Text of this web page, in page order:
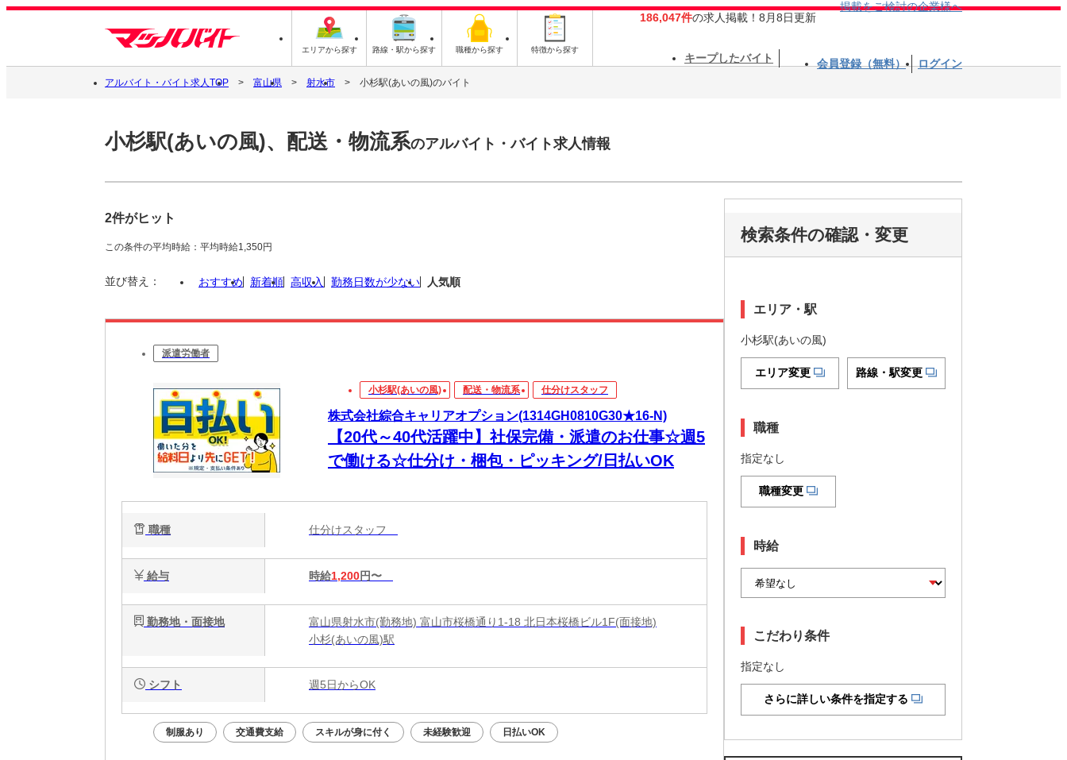
エリアから探す 路線・駅から探す 職種から探す 特徴から探す
186,047件の求人掲載！8月8日更新
掲載をご検討の企業様へ
キープしたバイト 会員登録（無料） ログイン
アルバイト・バイト求人TOP 富山県 射水市 小杉駅(あいの風)のバイト
小杉駅(あいの風)、配送・物流系のアルバイト・バイト求人情報
2件がヒット
この条件の平均時給：平均時給1,350円
並び替え： おすすめ 新着順 高収入 勤務日数が少ない 人気順
派遣労働者
小杉駅(あいの風) 配送・物流系 仕分けスタッフ
株式会社綜合キャリアオプション(1314GH0810G30★16-N)
【20代～40代活躍中】社保完備・派遣のお仕事☆週5
で働ける☆仕分け・梱包・ピッキング/日払いOK
職種 仕分けスタッフ
給与 時給1,200円〜
勤務地・面接地
富山県射水市(勤務地) 富山市桜橋通り1-18 北日本桜橋ビル1F(面接地)
小杉(あいの風)駅
シフト 週5日からOK
制服あり 交通費支給 スキルが身に付く 未経験歓迎 日払いOK
検索条件の確認・変更
エリア・駅
小杉駅(あいの風)
エリア変更 路線・駅変更
職種
指定なし
職種変更
時給
こだわり条件
指定なし
さらに詳しい条件を指定する